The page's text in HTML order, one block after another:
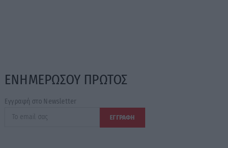
ΕΝΗΜΕΡΩΣΟΥ ΠΡΩΤΟΣ
Εγγραφή στο Newsletter